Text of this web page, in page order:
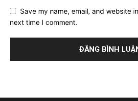
Save my name, email, and website
next time I comment.